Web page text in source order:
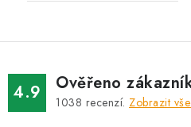
4.9 Ověřeno
1038 recenzí. Zobrazit